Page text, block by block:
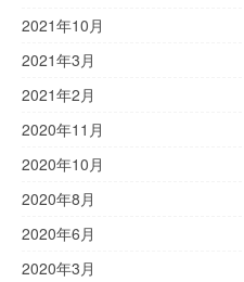
2021年10月
2021年3月
2021年2月
2020年11月
2020年10月
2020年8月
2020年6月
2020年3月